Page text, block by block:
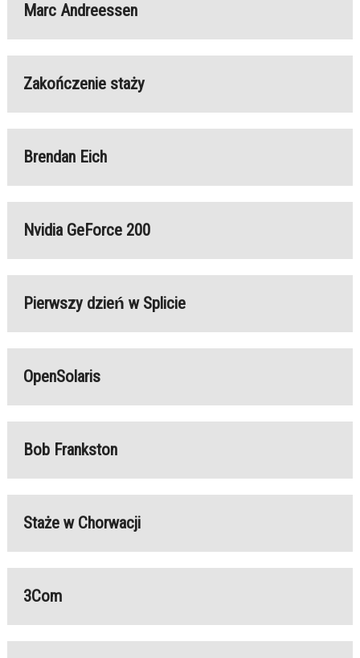
Marc Andreessen
Zakończenie staży
Brendan Eich
Nvidia GeForce 200
Pierwszy dzień w Splicie
OpenSolaris
Bob Frankston
Staże w Chorwacji
3Com